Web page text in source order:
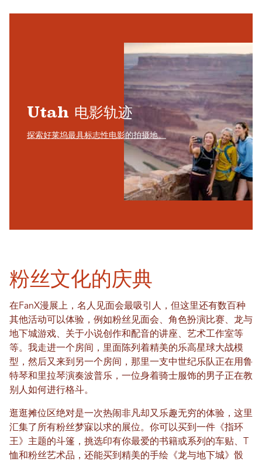
Utah 电影轨迹
探索好莱坞最具标志性电影的拍摄地。
粉丝文化的庆典
在FanX漫展上，名人见面会最吸引人，但这里还有数百种
其他活动可以体验，例如粉丝见面会、角色扮演比赛、龙与
地下城游戏、关于小说创作和配音的讲座、艺术工作室等
等。我走进一个房间，里面陈列着精美的乐高星球大战模
型，然后又来到另一个房间，那里一支中世纪乐队正在用鲁
特琴和里拉琴演奏波普乐，一位身着骑士服饰的男子正在教
别人如何进行格斗。
逛逛摊位区绝对是一次热闹非凡却又乐趣无穷的体验，这里
汇集了所有粉丝梦寐以求的展位。你可以买到一件《指环
王》主题的斗篷，挑选印有你最爱的书籍或系列的车贴、T
恤和粉丝艺术品，还能买到精美的手绘《龙与地下城》骰